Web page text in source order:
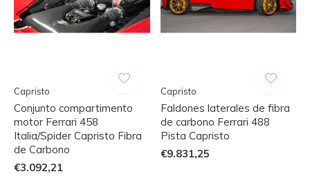
Capristo
Conjunto compartimento
motor Ferrari 458
Italia/Spider Capristo Fibra
de Carbono
€3.092,21
Capristo
Faldones laterales de fibra
de carbono Ferrari 488
Pista Capristo
€9.831,25